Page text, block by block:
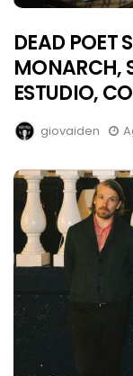
DEAD POET
MONARCH,
ESTUDIO,
giovaiden